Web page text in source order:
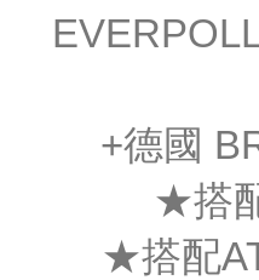
+德國
★搭
★搭配